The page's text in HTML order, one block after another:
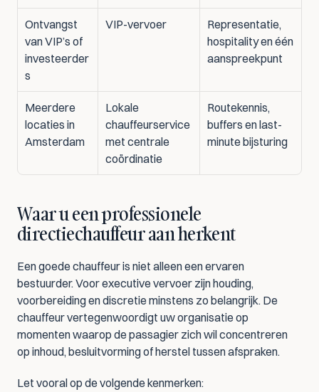
Ontvangst
van VIP’s of
investeerder
s
VIP-vervoer
Representatie,
hospitality en één
aanspreekpunt
Meerdere
locaties in
Amsterdam
Lokale
chauffeurservice
met centrale
coördinatie
Routekennis,
buffers en last-
minute bijsturing
Waar u een professionele
directiechauffeur aan herkent
Een goede chauffeur is niet alleen een ervaren
bestuurder. Voor executive vervoer zijn houding,
voorbereiding en discretie minstens zo belangrijk. De
chauffeur vertegenwoordigt uw organisatie op
momenten waarop de passagier zich wil concentreren
op inhoud, besluitvorming of herstel tussen afspraken.
Let vooral op de volgende kenmerken: